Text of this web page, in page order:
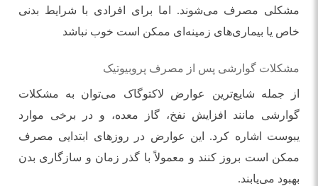
مشکلی مصرف می‌شوند. اما برای افرادی با شرایط بدنی
خاص یا بیماری‌های زمینه‌ای ممکن است خوب نباشد
مشکلات گوارشی پس از مصرف پروبیوتیک
از جمله شایع‌ترین عوارض لاکتوگاک می‌توان به مشکلات
گوارشی مانند افزایش نفخ، گاز معده، و در برخی موارد
یبوست اشاره کرد. این عوارض در روزهای ابتدایی مصرف
ممکن است بروز کنند و معمولاً با گذر زمان و سازگاری بدن
بهبود می‌یابند.